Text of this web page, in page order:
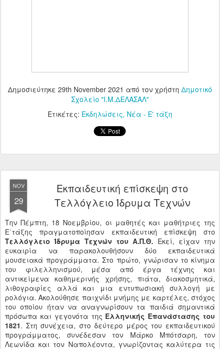
Δημοσιεύτηκε 29th November 2021 από τον χρήστη Δημοτικό
Σχολείο "Ι.Μ.ΔΕΛΑΣΑΛ"
Ετικέτες: Εκδηλώσεις Νέα - Ε' τάξη
NOV
29
Εκπαιδευτική επίσκεψη στο
Τελλόγλειο Ίδρυμα Τεχνών
Την Πέμπτη, 18 Νοεμβρίου, οι μαθητές και μαθήτριες της
Ε΄τάξης πραγματοποίησαν εκπαιδευτική επίσκεψη στο
Τελλόγλειο Ίδρυμα Τεχνών του Α.Π.Θ. Εκεί, είχαν την
ευκαιρία να παρακολουθήσουν δύο εκπαιδευτικά
μουσειακά προγράμματα. Στο πρώτο, γνώρισαν το κίνημα
του φιλελληνισμού, μέσα από έργα τέχνης και
αντικείμενα καθημερινής χρήσης, πιάτα, διακοσμητικά,
λιθογραφίες αλλά και μια εντυπωσιακή συλλογή με
ρολόγια. Ακολούθησε παιχνίδι μνήμης με καρτέλες, στόχος
του οποίου ήταν να αναγνωρίσουν τα παιδιά σημαντικά
πρόσωπα και γεγονότα της Ελληνικής Επανάστασης του
1821. Στη συνέχεια, στο δεύτερο μέρος του εκπαιδευτικού
προγράμματος, συνέδεσαν τον Μάρκο Μπότσαρη, τον
Λεωνίδα και τον Ναπολέοντα, γνωρίζοντας καλύτερα τις